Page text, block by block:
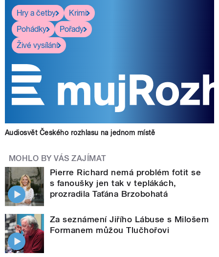
Hry a četby
Krimi
Pohádky
Pořady
Živé vysílání
Audiosvět Českého rozhlasu na jednom místě
MOHLO BY VÁS ZAJÍMAT
Pierre Richard nemá problém fotit se
s fanoušky jen tak v teplákách,
prozradila Taťána Brzobohatá
Za seznámení Jiřího Lábuse s Milošem
Formanem můžou Tlučhořovi